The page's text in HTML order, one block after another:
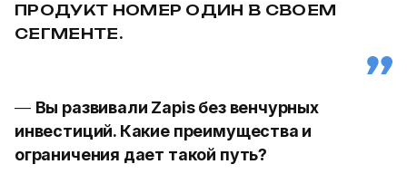
ПРОДУКТ НОМЕР ОДИН В СВОЕМ
СЕГМЕНТЕ.
— Вы развивали Zapis без венчурных
инвестиций. Какие преимущества и
ограничения дает такой путь?